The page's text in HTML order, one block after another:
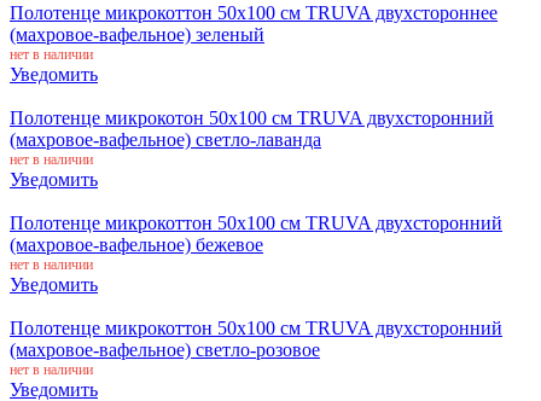
Полотенце микрокоттон 50x100 см TRUVA двухстороннее
(махровое-вафельное) зеленый
нет в наличии
Уведомить
Полотенце микрокотон 50x100 см TRUVA двухсторонний
(махровое-вафельное) светло-лаванда
нет в наличии
Уведомить
Полотенце микрокоттон 50x100 см TRUVA двухсторонний
(махровое-вафельное) бежевое
нет в наличии
Уведомить
Полотенце микрокоттон 50x100 см TRUVA двухсторонний
(махровое-вафельное) светло-розовое
нет в наличии
Уведомить